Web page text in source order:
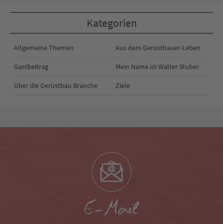
Kategorien
Allgemeine Themen Aus dem Gerüstbauer-Leben
Gastbeitrag Mein Name ist Walter Stuber
Über die Gerüstbau Branche Ziele
E-Mail